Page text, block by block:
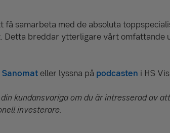
få samarbeta med de absoluta
Detta breddar ytterligare vårt omfattande
eller lyssna på podcasten i HS
kundansvariga om du är intresserad av
investerare.